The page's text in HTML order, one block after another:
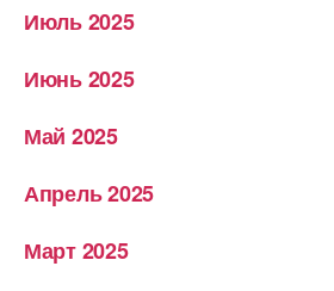
Июль 2025
Июнь 2025
Май 2025
Апрель 2025
Март 2025